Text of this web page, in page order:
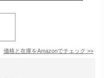
価格と在庫をAmazonでチェック >>